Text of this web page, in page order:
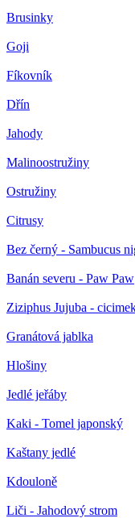
Brusinky
Goji
Fíkovník
Dřín
Jahody
Malinoostružiny
Ostružiny
Citrusy
Bez černý - Sambucus
Banán severu - Paw Paw
Ziziphus Jujuba -
Granátová jablka
Hlošiny
Jedlé jeřáby
Kaki - Tomel japonský
Kaštany jedlé
Kdouloně
Liči - Jahodový strom